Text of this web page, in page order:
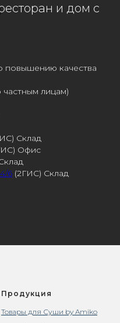
и дом с
качества
лицам)
Склад
Офис
6 (2ГИС) Склад
Продукция
Товары для Суши by Amiko